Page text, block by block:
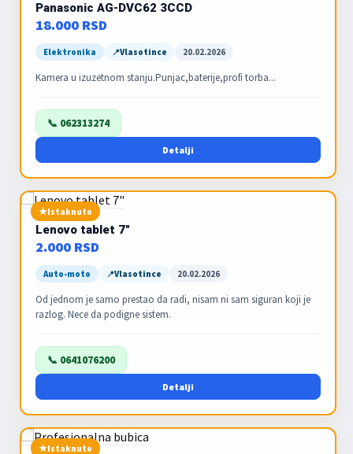
Panasonic AG-DVC62 3CCD
18.000 RSD
Elektronika Vlasotince 20.02.2026
Kamera u izuzetnom stanju.Punjac,baterije,profi torba...
📞 062313274
Detalji
Istaknuto
Lenovo tablet 7"
2.000 RSD
Auto-moto Vlasotince 20.02.2026
Od jednom je samo prestao da radi, nisam ni sam siguran koji je
razlog. Nece da podigne sistem.
📞 0641076200
Detalji
Istaknuto